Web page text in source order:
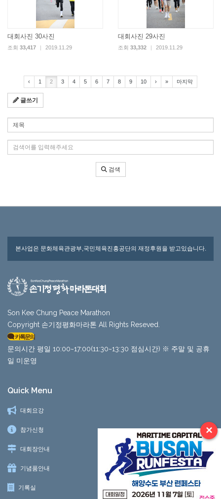
대회사진 30사진
조회 33,417 | 2019.11.29
대회사진 29사진
조회 33,332 | 2019.11.29
‹ 1 2 3 4 5 6 7 8 9 10 › » 마지막
글쓰기
검색
본사업은 문화체육관광부,국민체육진흥공단의 재정후원을 받고있습니다.
Son Kee Chung Peace Marathon
Copyright 손기정평화마라톤 All Rights Reseved.
카톡문의
문의시간 평일 10:00~17:00(11:30~13:30 점심시간) ※ 주말 및 공휴
일 미운영
Quick Menu
대회요강
참가신청
대회장안내
기념품안내
기록실
×